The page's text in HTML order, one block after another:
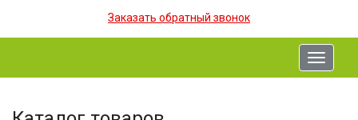
Заказать обратный звонок
Toggle